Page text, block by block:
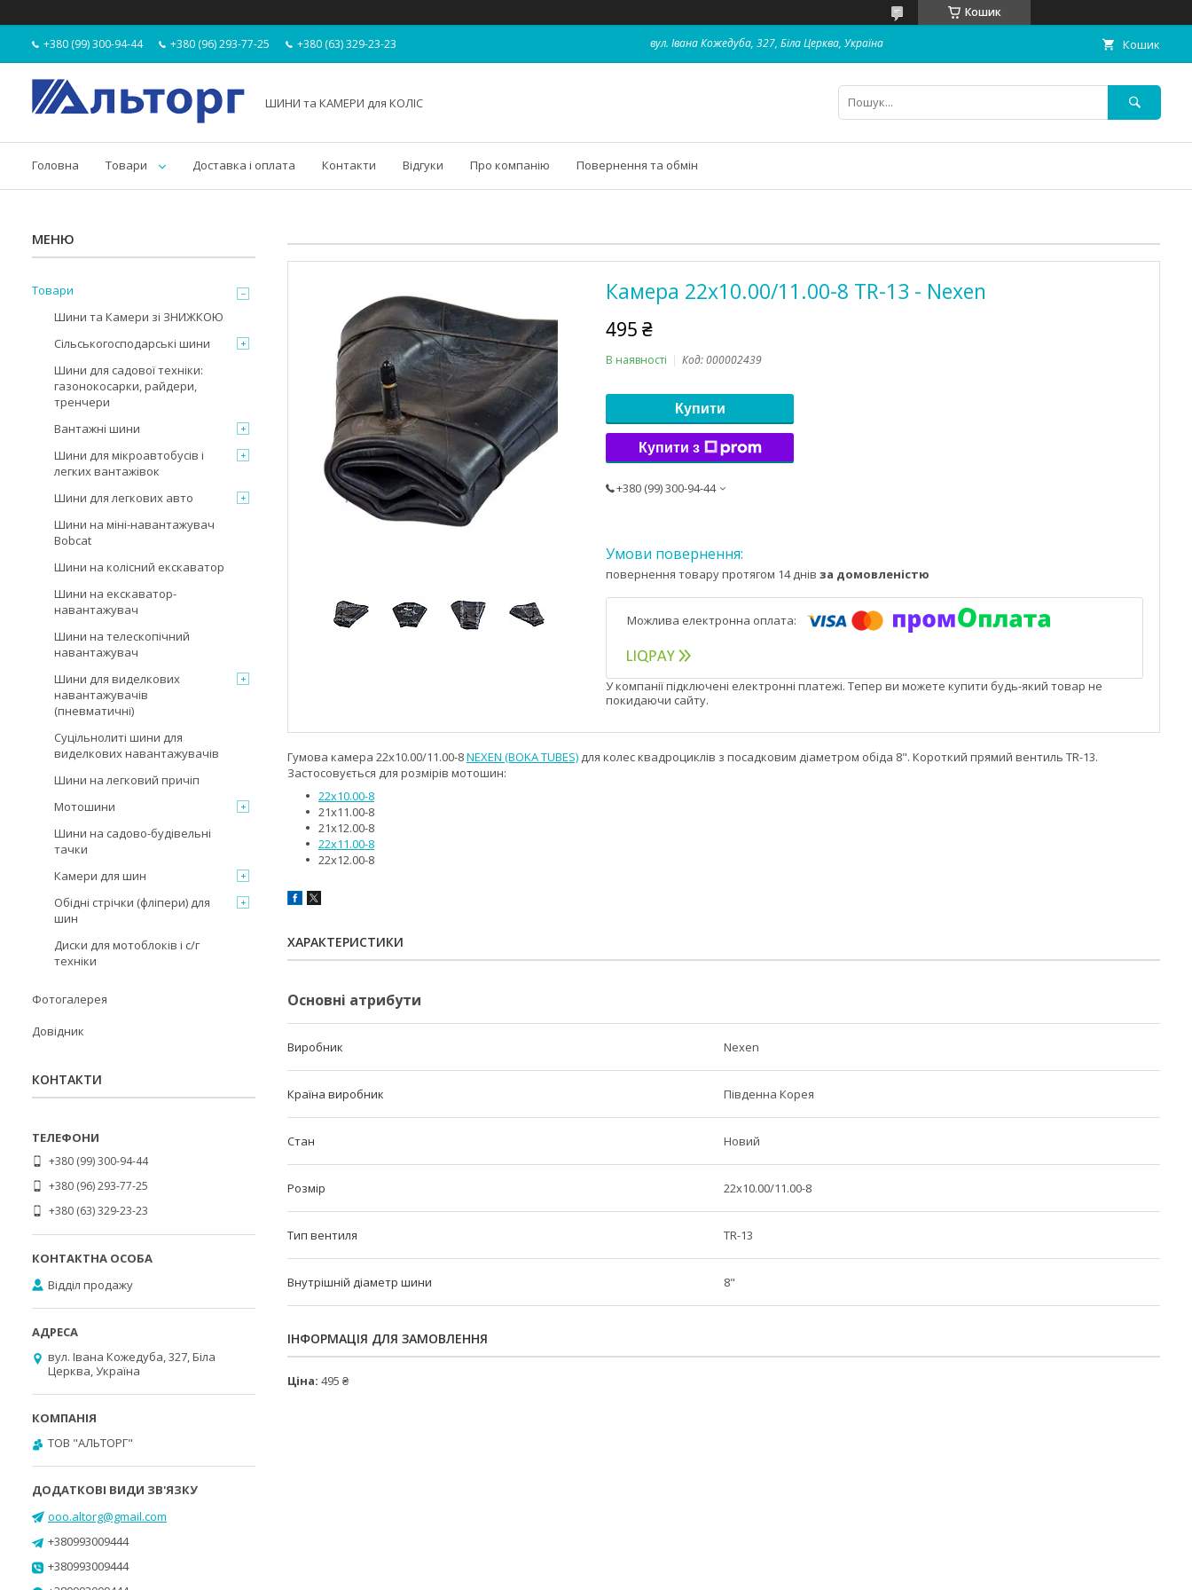
Кошик
+380 (99) 300-94-44 +380 (96) 293-77-25 +380 (63) 329-23-23 вул. Івана Кожедуба, 327, Біла Церква, Україна Кошик
ШИНИ та КАМЕРИ для КОЛІС
Головна Товари Доставка і оплата Контакти Відгуки Про компанію Повернення та обмін
Камера 22x10.00/11.00-8 TR-13 - Nexen
495 ₴
В наявності Код:000002439
Купити
Купити з
+380 (99) 300-94-44
повернення товару протягом 14 днів за домовленістю
У компанії підключені електронні платежі. Тепер ви можете купити будь-який товар не
покидаючи сайту.
Гумова камера 22x10.00/11.00-8NEXEN (BOKA TUBES) для колес квадроциклів з посадковим діаметром обіда 8". Короткий прямий вентиль TR-13.
Застосовується для розмірів мотошин:
22x10.00-8
21x11.00-8
21x12.00-8
22x11.00-8
22x12.00-8
ХАРАКТЕРИСТИКИ
Основні атрибути
Виробник Nexen
Країна виробник Південна Корея
Стан Новий
Розмір 22x10.00/11.00-8
Тип вентиля TR-13
Внутрішній діаметр шини 8"
ІНФОРМАЦІЯ ДЛЯ ЗАМОВЛЕННЯ
Ціна: 495 ₴
Товари
Шини та Камери зі ЗНИЖКОЮ
Сільськогосподарські шини
Шини для садової техніки:
газонокосарки, райдери,
тренчери
Вантажні шини
Шини для мікроавтобусів і
легких вантажівок
Шини для легкових авто
Шини на міні-навантажувач
Bobcat
Шини на колісний екскаватор
Шини на екскаватор-
навантажувач
Шини на телескопічний
навантажувач
Шини для виделкових
навантажувачів
(пневматичні)
Суцільнолиті шини для
виделкових навантажувачів
Шини на легковий причіп
Мотошини
Шини на садово-будівельні
тачки
Камери для шин
Обідні стрічки (фліпери) для
шин
Диски для мотоблоків і с/г
техніки
Фотогалерея
Довідник
КОНТАКТИ
+380 (99) 300-94-44
+380 (96) 293-77-25
+380 (63) 329-23-23
Відділ продажу
вул. Івана Кожедуба, 327, Біла
Церква, Україна
ТОВ "АЛЬТОРГ"
ooo.altorg@gmail.com
+380993009444
+380993009444